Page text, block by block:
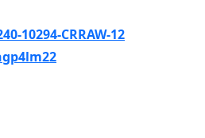
10294-CRRAW-12